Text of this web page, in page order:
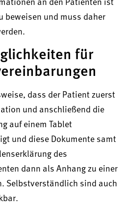
an den Patienten ist
beweisen und muss daher
für
dass der Patient zuerst
und anschließend die
auf einem Tablet
und diese Dokumente samt
des
dann als Anhang zu einer
Selbstverständlich sind auch